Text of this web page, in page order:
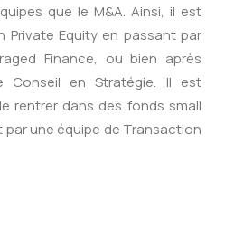
que le M&A. Ainsi, il est
Private Equity en passant par
Finance, ou bien après
Conseil en Stratégie. Il est
rentrer dans des fonds small
par une équipe de Transaction